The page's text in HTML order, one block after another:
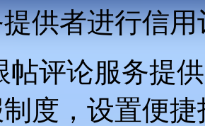
供者进行信用
帖评论服务提
度，设置便